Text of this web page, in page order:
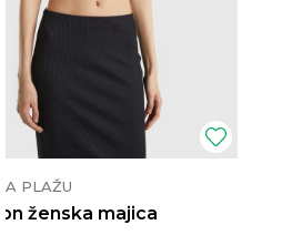
PLAŽU
ženska majica